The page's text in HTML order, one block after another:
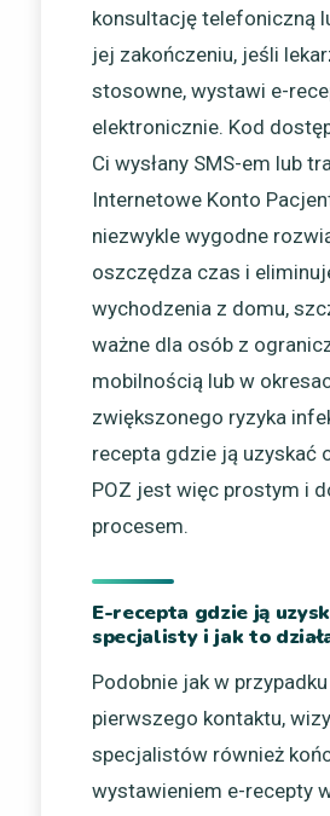
konsultację telefoniczną
jej zakończeniu, jeśli
stosowne, wystawi e-
elektronicznie. Kod
Ci wysłany SMS-em lub
Internetowe Konto
niezwykle wygodne
oszczędza czas i
wychodzenia z domu,
ważne dla osób z
mobilnością lub w
zwiększonego ryzyka
recepta gdzie ją uzyskać
POZ jest więc prostym i
procesem.
E-recepta gdzie ją
specjalisty i jak to
Podobnie jak w
pierwszego kontaktu,
specjalistów również
wystawieniem e-recepty